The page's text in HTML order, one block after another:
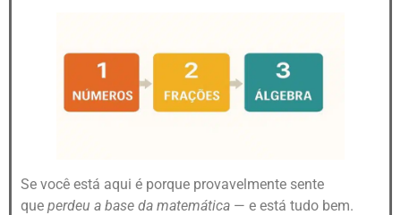
Se você está aqui é porque provavelmente sente
que perdeu a base da matemática — e está tudo bem.